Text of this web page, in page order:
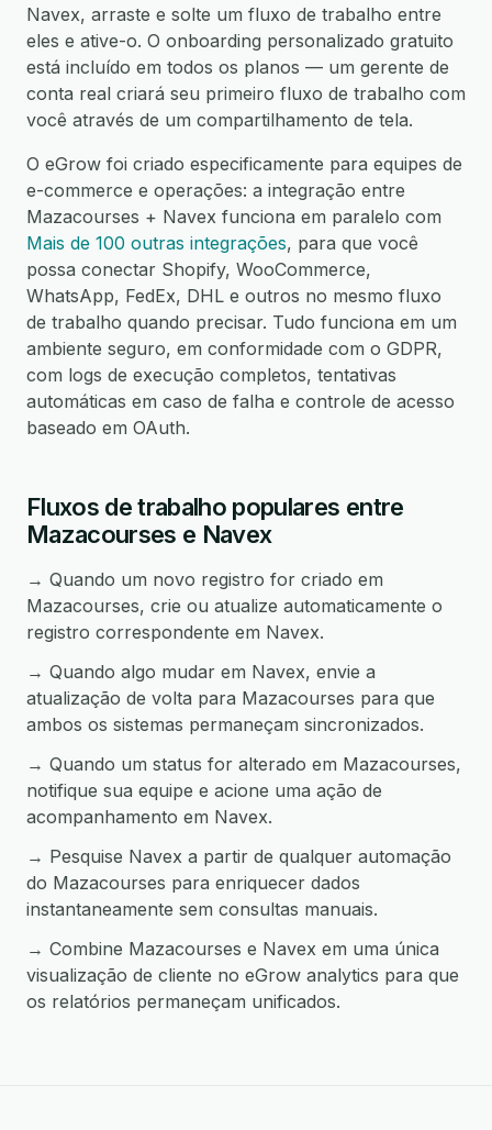
Navex, arraste e solte um fluxo de trabalho entre
eles e ative-o. O onboarding personalizado gratuito
está incluído em todos os planos — um gerente de
conta real criará seu primeiro fluxo de trabalho com
você através de um compartilhamento de tela.
O eGrow foi criado especificamente para equipes de
e-commerce e operações: a integração entre
Mazacourses + Navex funciona em paralelo com
Mais de 100 outras integrações, para que você
possa conectar Shopify, WooCommerce,
WhatsApp, FedEx, DHL e outros no mesmo fluxo
de trabalho quando precisar. Tudo funciona em um
ambiente seguro, em conformidade com o GDPR,
com logs de execução completos, tentativas
automáticas em caso de falha e controle de acesso
baseado em OAuth.
Fluxos de trabalho populares entre
Mazacourses e Navex
→ Quando um novo registro for criado em
Mazacourses, crie ou atualize automaticamente o
registro correspondente em Navex.
→ Quando algo mudar em Navex, envie a
atualização de volta para Mazacourses para que
ambos os sistemas permaneçam sincronizados.
→ Quando um status for alterado em Mazacourses,
notifique sua equipe e acione uma ação de
acompanhamento em Navex.
→ Pesquise Navex a partir de qualquer automação
do Mazacourses para enriquecer dados
instantaneamente sem consultas manuais.
→ Combine Mazacourses e Navex em uma única
visualização de cliente no eGrow analytics para que
os relatórios permaneçam unificados.